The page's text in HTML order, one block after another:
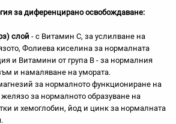
за диференцирано освобождаване:
слой - с Витамин C, за услилване на
Фолиева киселина за нормалната
и Витамини от група B - за нормалния
и намаляване на умората.
за нормалното функциониране на
за нормалното образуване на
и хемоглобин, йод и цинк за нормалната